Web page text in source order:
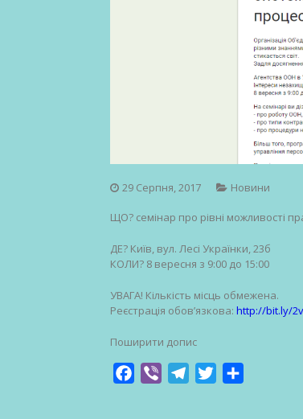
29 Серпня, 2017 Новини
ЩО? семінар про рівні можливості
ДЕ? Київ, вул. Лесі Українки, 23б
КОЛИ? 8 вересня з 9:00 до 15:00
УВАГА! Кількість місць обмежена.
Реєстрація обов’язкова: http://bit.ly/
Поширити допис
Facebook
Viber TelegramTwitter